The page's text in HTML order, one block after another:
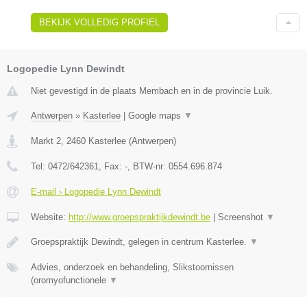
BEKIJK VOLLEDIG PROFIEL
Logopedie Lynn Dewindt
Niet gevestigd in de plaats Membach en in de provincie Luik.
Antwerpen » Kasterlee Google maps ▼
Markt 2, 2460 Kasterlee (Antwerpen)
Tel: 0472/642361, Fax: -, BTW-nr: 0554.696.874
E-mail › Logopedie Lynn Dewindt
Website: http://www.groepspraktijkdewindt.be Screenshot ▼
Groepspraktijk Dewindt, gelegen in centrum Kasterlee. ▼
Advies, onderzoek en behandeling, Slikstoornissen
(oromyofunctionele ▼